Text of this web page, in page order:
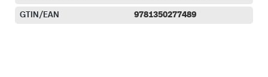
GTIN/EAN 9781350277489